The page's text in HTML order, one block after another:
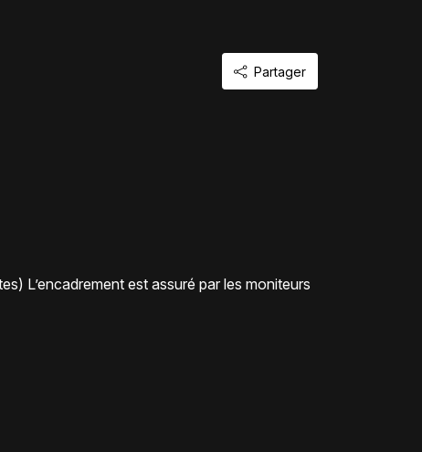
Partager
L’encadrement est assuré par les moniteurs